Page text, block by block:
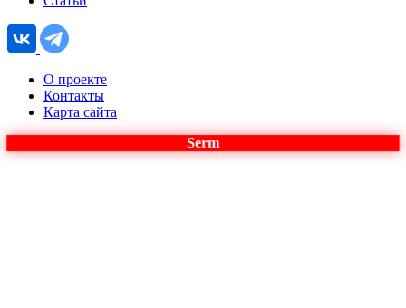
О проекте
Контакты
Карта сайта
Serm